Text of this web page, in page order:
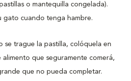
o mantequilla congelada).
gato cuando tenga hambre.
se trague la pastilla, colóquela en
que seguramente comerá,
que no pueda completar.